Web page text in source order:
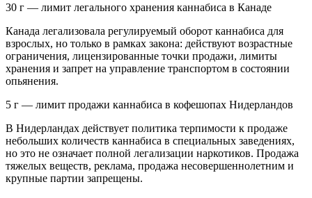
30 г — лимит легального хранения каннабиса в Канаде
Канада легализовала регулируемый оборот каннабиса для
взрослых, но только в рамках закона: действуют возрастные
ограничения, лицензированные точки продажи, лимиты
хранения и запрет на управление транспортом в состоянии
опьянения.
5 г — лимит продажи каннабиса в кофешопах Нидерландов
В Нидерландах действует политика терпимости к продаже
небольших количеств каннабиса в специальных заведениях,
но это не означает полной легализации наркотиков. Продажа
тяжелых веществ, реклама, продажа несовершеннолетним и
крупные партии запрещены.